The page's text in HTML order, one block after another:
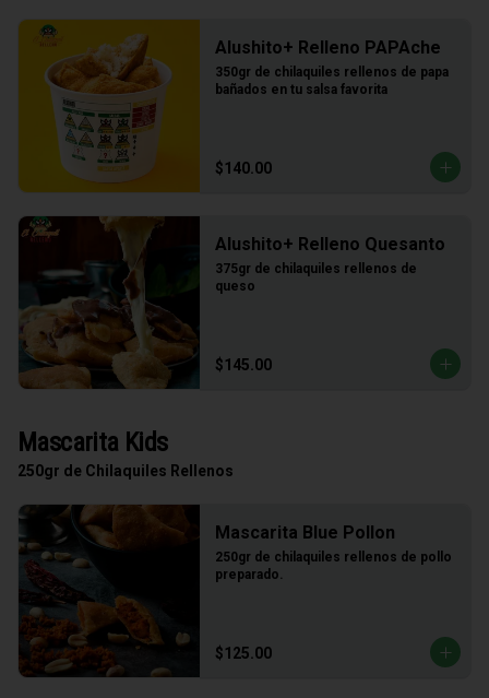
Alushito+ Relleno PAPAche
350gr de chilaquiles rellenos de papa
bañados en tu salsa favorita
$140.00
Alushito+ Relleno Quesanto
375gr de chilaquiles rellenos de
queso
$145.00
Mascarita Kids
250gr de Chilaquiles Rellenos
Mascarita Blue Pollon
250gr de chilaquiles rellenos de pollo
preparado.
$125.00